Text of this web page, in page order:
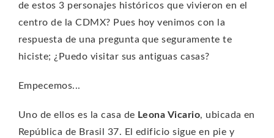
de estos 3 personajes históricos que vivieron en el
centro de la CDMX? Pues hoy venimos con la
respuesta de una pregunta que seguramente te
hiciste; ¿Puedo visitar sus antiguas casas?
Empecemos...
Uno de ellos es la casa de Leona Vicario, ubicada en
República de Brasil 37. El edificio sigue en pie y